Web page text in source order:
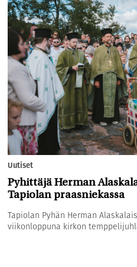
Uutiset
Pyhittäjä Herman
Tapiolan praasniekassa
Tapiolan Pyhän Herman
viikonloppuna kirkon